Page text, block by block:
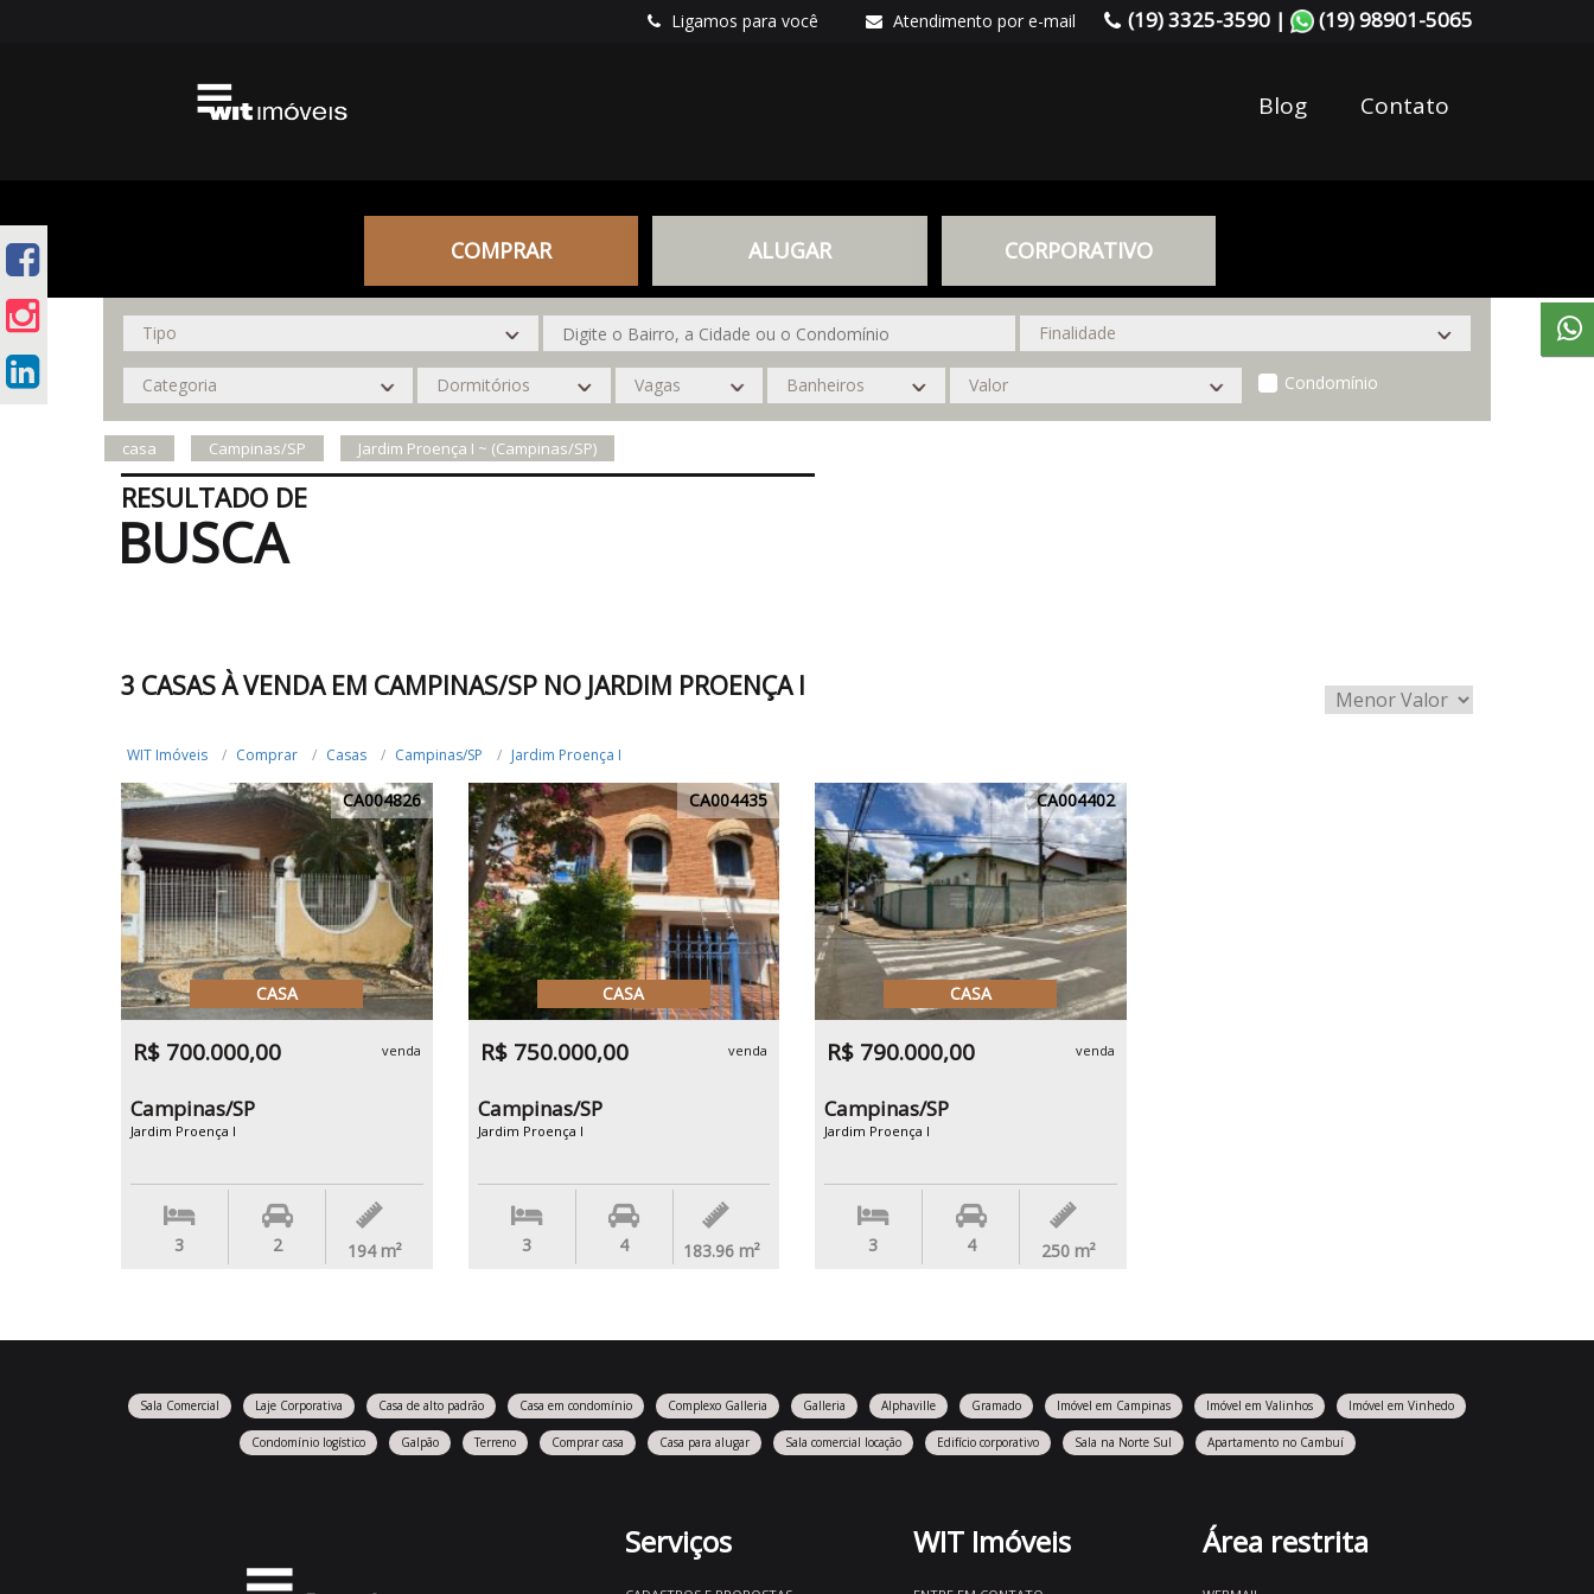
Ligamos para você Atendimento por e-mail (19) 3325-3590 | (19) 98901-5065
Blog Contato
COMPRAR ALUGAR CORPORATIVO
Condomínio
casa Campinas/SP Jardim Proença I ~ (Campinas/SP)
RESULTADO DE
BUSCA
3 CASAS À VENDA EM CAMPINAS/SP NO JARDIM PROENÇA I
WIT Imóveis Comprar Casas Campinas/SP Jardim Proença I
CA004826
CASA
R$ 700.000,00 venda
Campinas/SP
Jardim Proença I
3 2 194 m²
CA004435
CASA
R$ 750.000,00 venda
Campinas/SP
Jardim Proença I
3 4 183.96 m²
CA004402
CASA
R$ 790.000,00 venda
Campinas/SP
Jardim Proença I
3 4 250 m²
Sala Comercial Laje Corporativa Casa de alto padrão Casa em condomínio Complexo Galleria Galleria Alphaville Gramado Imóvel em Campinas Imóvel em Valinhos Imóvel em Vinhedo
Condomínio logístico Galpão Terreno Comprar casa Casa para alugar Sala comercial locação Edifício corporativo Sala na Norte Sul Apartamento no Cambuí
Serviços WIT Imóveis Área restrita